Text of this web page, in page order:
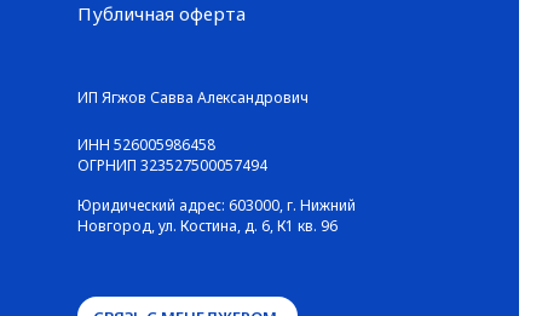
Публичная оферта
ИП Ягжов Савва Александрович
ИНН 526005986458
ОГРНИП 323527500057494
Юридический адрес: 603000, г. Нижний
Новгород, ул. Костина, д. 6, К1 кв. 96